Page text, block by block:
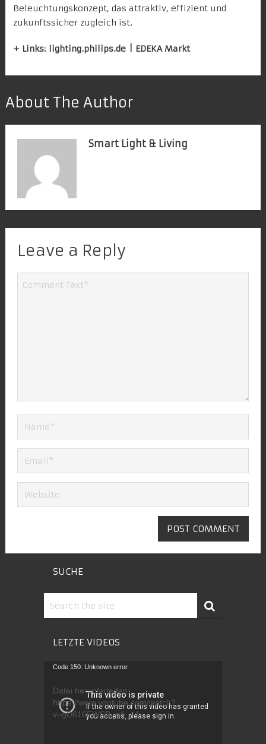
Beleuchtungskonzept, das attraktiv, effizient und
zukunftssicher zugleich ist.
+ Links: lighting.philips.de| EDEKA Markt
About The Author
Smart Light & Living
Leave a Reply
SUCHE
LETZTE VIDEOS
Video-
Code 150: Unknown error.
Datei herunterladen:
https://www.youtube.com/watch?
v=gD616FWSB_g&_=1